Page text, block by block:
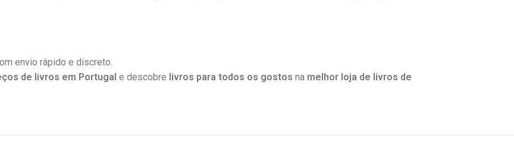
envio rápido e discreto.
de livros em Portugal e descobre livros para todos os gostos na melhor loja de livros de